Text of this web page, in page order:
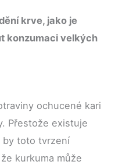
krve, jako je
konzumaci velkých
ochucené kari
Přestože existuje
by toto tvrzení
kurkuma může